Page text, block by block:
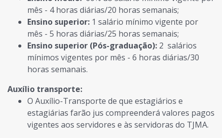
mês - 4 horas diárias/20 horas semanais;
Ensino superior: 1 salário mínimo vigente por
mês - 5 horas diárias/25 horas semanais;
Ensino superior (Pós-graduação): 2 salários
mínimos vigentes por mês - 6 horas diárias/30
horas semanais.
Auxílio transporte:
O Auxílio-Transporte de que estagiários e
estagiárias farão jus compreenderá valores pagos
vigentes aos servidores e às servidoras do TJMA.